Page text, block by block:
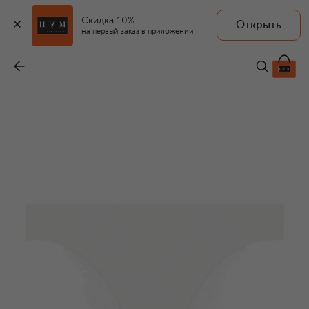
Скидка 10%
на первый заказ в приложении
Открыть
I.D. SARRIERI